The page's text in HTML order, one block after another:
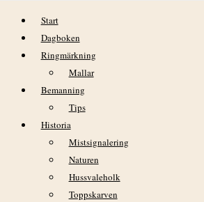
Hoppa till innehåll
Start
Dagboken
Ringmärkning
Mallar
Bemanning
Tips
Historia
Mistsignalering
Naturen
Hussvaleholk
Toppskarven
DAGBOK NIDINGENS
TORSDAGEN 2
VÄDER